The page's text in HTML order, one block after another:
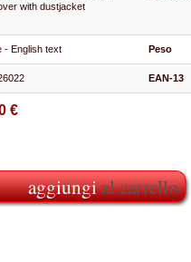
with dustjacket
- English text Peso
EAN-13
€
aggiungial carrello